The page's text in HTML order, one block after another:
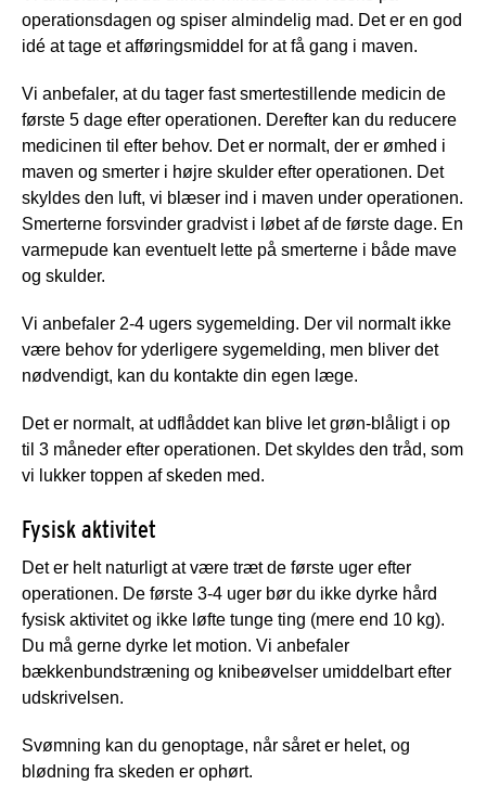
operationsdagen og spiser almindelig mad. Det er en god
idé at tage et afføringsmiddel for at få gang i maven.
Vi anbefaler, at du tager fast smertestillende medicin de
første 5 dage efter operationen. Derefter kan du reducere
medicinen til efter behov. Det er normalt, der er ømhed i
maven og smerter i højre skulder efter operationen. Det
skyldes den luft, vi blæser ind i maven under operationen.
Smerterne forsvinder gradvist i løbet af de første dage. En
varmepude kan eventuelt lette på smerterne i både mave
og skulder.
Vi anbefaler 2-4 ugers sygemelding. Der vil normalt ikke
være behov for yderligere sygemelding, men bliver det
nødvendigt, kan du kontakte din egen læge.
Det er normalt, at udflåddet kan blive let grøn-blåligt i op
til 3 måneder efter operationen. Det skyldes den tråd, som
vi lukker toppen af skeden med.
Fysisk aktivitet
Det er helt naturligt at være træt de første uger efter
operationen. De første 3-4 uger bør du ikke dyrke hård
fysisk aktivitet og ikke løfte tunge ting (mere end 10 kg).
Du må gerne dyrke let motion. Vi anbefaler
bækkenbundstræning og knibeøvelser umiddelbart efter
udskrivelsen.
Svømning kan du genoptage, når såret er helet, og
blødning fra skeden er ophørt.